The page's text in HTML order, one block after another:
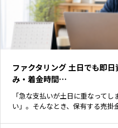
ファクタリング 土日でも即
み・着金時間…
「急な支払いが土日に重なって
い」。そんなとき、保有する売